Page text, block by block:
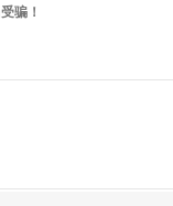
骗！